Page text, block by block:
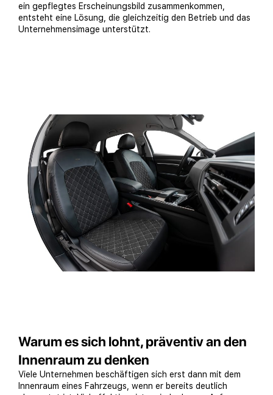
ein gepflegtes Erscheinungsbild zusammenkommen,
entsteht eine Lösung, die gleichzeitig den Betrieb und das
Unternehmensimage unterstützt.
Warum es sich lohnt, präventiv an den
Innenraum zu denken
Viele Unternehmen beschäftigen sich erst dann mit dem
Innenraum eines Fahrzeugs, wenn er bereits deutlich